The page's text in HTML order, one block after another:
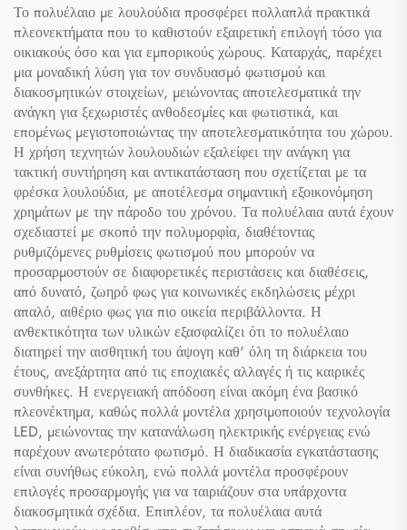
Το πολυέλαιο με λουλούδια προσφέρει πολλαπλά πρακτικά
πλεονεκτήματα που το καθιστούν εξαιρετική επιλογή τόσο για
οικιακούς όσο και για εμπορικούς χώρους. Καταρχάς, παρέχει
μια μοναδική λύση για τον συνδυασμό φωτισμού και
διακοσμητικών στοιχείων, μειώνοντας αποτελεσματικά την
ανάγκη για ξεχωριστές ανθοδεσμίες και φωτιστικά, και
επομένως μεγιστοποιώντας την αποτελεσματικότητα του χώρου.
Η χρήση τεχνητών λουλουδιών εξαλείφει την ανάγκη για
τακτική συντήρηση και αντικατάσταση που σχετίζεται με τα
φρέσκα λουλούδια, με αποτέλεσμα σημαντική εξοικονόμηση
χρημάτων με την πάροδο του χρόνου. Τα πολυέλαια αυτά έχουν
σχεδιαστεί με σκοπό την πολυμορφία, διαθέτοντας
ρυθμιζόμενες ρυθμίσεις φωτισμού που μπορούν να
προσαρμοστούν σε διαφορετικές περιστάσεις και διαθέσεις,
από δυνατό, ζωηρό φως για κοινωνικές εκδηλώσεις μέχρι
απαλό, αιθέριο φως για πιο οικεία περιβάλλοντα. Η
ανθεκτικότητα των υλικών εξασφαλίζει ότι το πολυέλαιο
διατηρεί την αισθητική του άψογη καθ' όλη τη διάρκεια του
έτους, ανεξάρτητα από τις εποχιακές αλλαγές ή τις καιρικές
συνθήκες. Η ενεργειακή απόδοση είναι ακόμη ένα βασικό
πλεονέκτημα, καθώς πολλά μοντέλα χρησιμοποιούν τεχνολογία
LED, μειώνοντας την κατανάλωση ηλεκτρικής ενέργειας ενώ
παρέχουν ανωτερότατο φωτισμό. Η διαδικασία εγκατάστασης
είναι συνήθως εύκολη, ενώ πολλά μοντέλα προσφέρουν
επιλογές προσαρμογής για να ταιριάζουν στα υπάρχοντα
διακοσμητικά σχέδια. Επιπλέον, τα πολυέλαια αυτά